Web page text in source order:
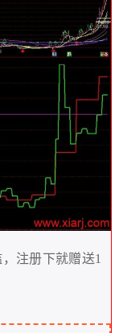
注册下就赠送1